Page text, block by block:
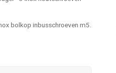
bolkop inbusschroeven m5.